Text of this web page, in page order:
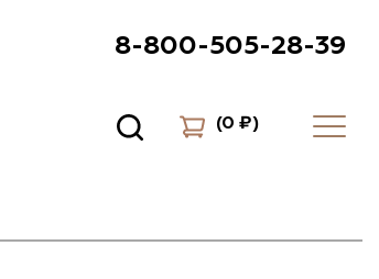
8-800-505-28-39
(0 ₽)